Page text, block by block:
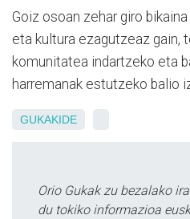
Goiz osoan zehar giro
eta kultura ezagutzeaz gain,
komunitatea indartzeko eta
harremanak estutzeko balio
GUKAKIDE
Orio Gukak zu bezalako
du tokiko informazioa